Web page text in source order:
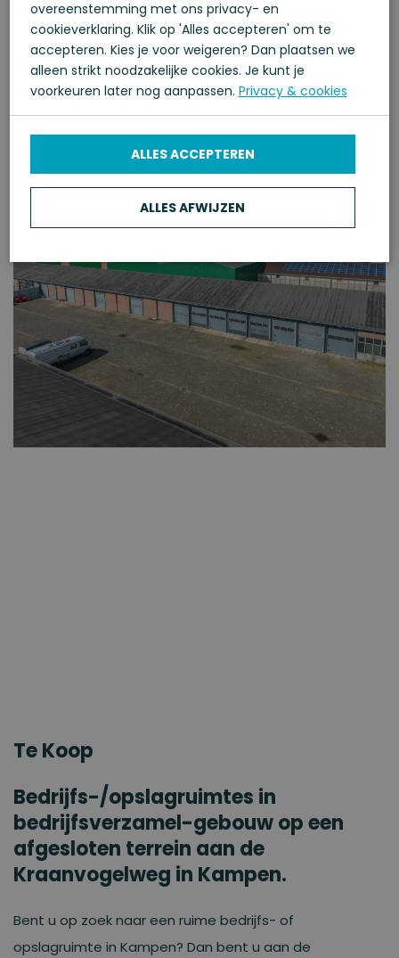
opslagruimte nodig?
Te koop in Kampen | vanaf 53 m2
Te Koop
Bedrijfs-/opslagruimtes in
bedrijfsverzamel-gebouw op een
afgesloten terrein aan de
Kraanvogelweg in Kampen.
Bent u op zoek naar een ruime bedrijfs- of
opslagruimte in Kampen? Dan bent u aan de
overeenstemming met ons privacy- en
cookieverklaring. Klik op 'Alles accepteren' om te
accepteren. Kies je voor weigeren? Dan plaatsen we
alleen strikt noodzakelijke cookies. Je kunt je
voorkeuren later nog aanpassen. Privacy & cookies
ALLES ACCEPTEREN
ALLES AFWIJZEN